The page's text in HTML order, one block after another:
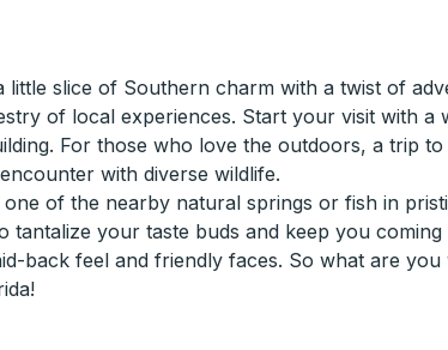
slice of Southern charm with a twist of
of local experiences. Start your visit with
For those who love the outdoors, a trip
with diverse wildlife.
of the nearby natural springs or fish in
your taste buds and keep you
back feel and friendly faces. So what are